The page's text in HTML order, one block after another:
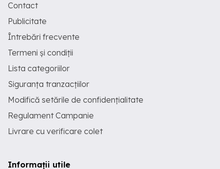
Contact
Publicitate
Întrebări frecvente
Termeni și condiții
Lista categoriilor
Siguranța tranzacțiilor
Modifică setările de confidențialitate
Regulament Campanie
Livrare cu verificare colet
Informații utile